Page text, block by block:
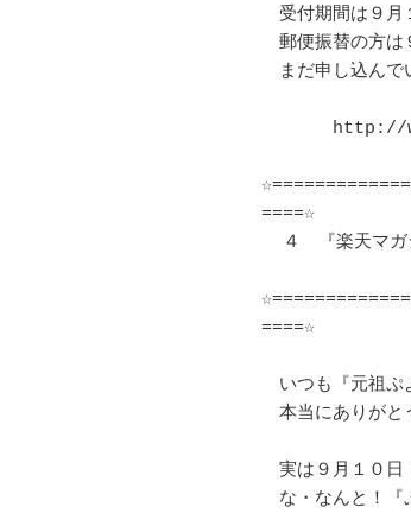
受付期間は９月
郵便振替の方は
まだ申し込んで
http://
====☆
９月１２
====☆
いつも『元祖ぷ
本当にありがと
実は９月１０日
な・なんと！『